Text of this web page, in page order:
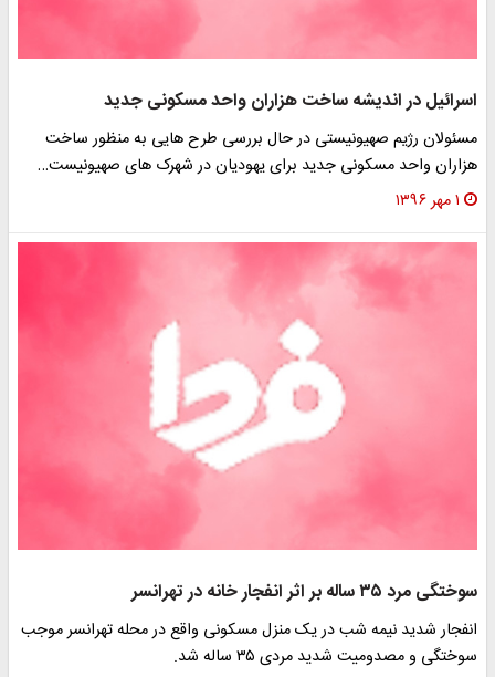
اسرائیل در اندیشه ساخت هزاران واحد مسکونی جدید
مسئولان رژیم صهیونیستی در حال بررسی طرح هایی به منظور ساخت
هزاران واحد مسکونی جدید برای یهودیان در شهرک های صهیونیست…
۱ مهر ۱۳۹۶
سوختگی مرد ۳۵ ساله بر اثر انفجار خانه در تهرانسر
انفجار شدید نیمه شب در یک منزل مسکونی واقع در محله تهرانسر موجب
سوختگی و مصدومیت شدید مردی ۳۵ ساله شد.